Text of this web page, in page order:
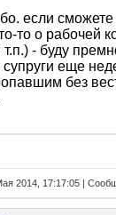
если
то о рабочей
- буду
супруги еще
без
2014, 17:17:05 |